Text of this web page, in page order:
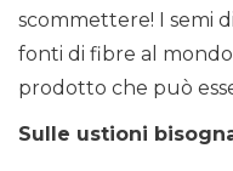
scommettere! I semi
fonti di fibre al
prodotto che può
Sulle ustioni